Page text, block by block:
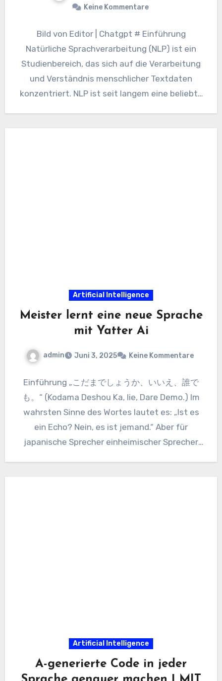
Keine Kommentare
Bild von Editor | Chatgpt # Einführung
Natürliche Sprachverarbeitung (NLP) ist ein
Studienbereich, das sich auf die Verarbeitung
und Verständnis menschlicher Textdaten
konzentriert. NLP ist seit langem eine beliebte
Artificial Intelligence
Meister lernt eine neue Sprache
mit Yatter Ai
admin Juni 3, 2025 Keine Kommentare
Einführung „こだまでしょうか、いいえ、誰で
も。“ (Kodama Deshou Ka, Iie, Dare Demo.) Im
wahrsten Sinne des Wortes lautet es: „Ist es
ein Echo? Nein, es ist jemand.“ Aber für
japanische Sprecher einheimischer Sprecher
Artificial Intelligence
A-generierte Code in jeder